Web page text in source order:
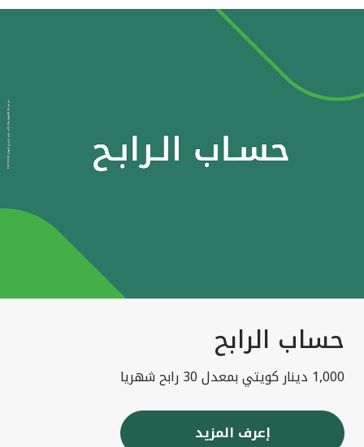
حساب الرابح
1,000 دينار كويتي بمعدل 30 رابح شهريا
إعرف المزيد